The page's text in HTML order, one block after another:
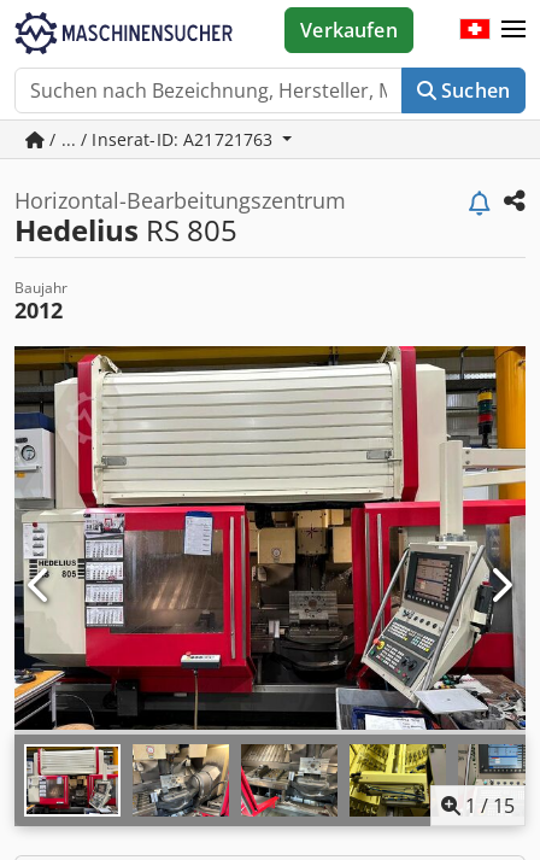
Suchen
Verkaufen
/ ... / Inserat-ID: A21721763
Horizontal-Bearbeitungszentrum
Hedelius RS 805
Baujahr
2012
1 / 15